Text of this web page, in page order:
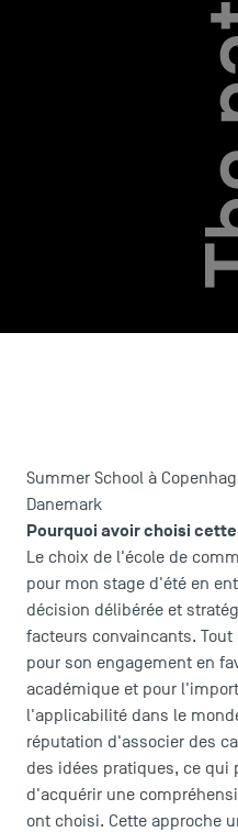
LES INDISPENSABLES
Le corps professoral
Campus tour
Accréditations
Summer School à
Danemark
Pourquoi avoir choisi
Le choix de l'école de
pour mon stage d'été en
décision délibérée et
facteurs convaincants. Tout
pour son engagement en
académique et pour
l'applicabilité dans le
réputation d'associer des
des idées pratiques, ce qui
d'acquérir une
ont choisi. Cette approche